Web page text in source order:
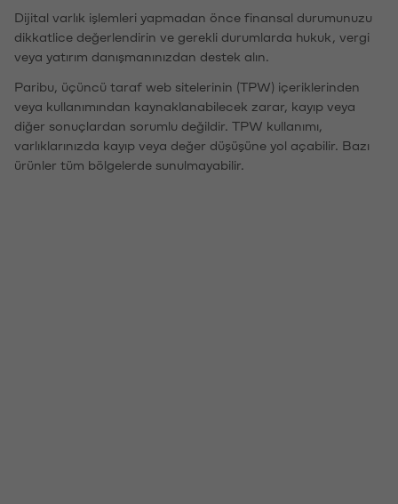
Dijital varlık işlemleri yapmadan önce finansal durumunuzu
dikkatlice değerlendirin ve gerekli durumlarda hukuk, vergi
veya yatırım danışmanınızdan destek alın.
Paribu, üçüncü taraf web sitelerinin (TPW) içeriklerinden
veya kullanımından kaynaklanabilecek zarar, kayıp veya
diğer sonuçlardan sorumlu değildir. TPW kullanımı,
varlıklarınızda kayıp veya değer düşüşüne yol açabilir. Bazı
ürünler tüm bölgelerde sunulmayabilir.